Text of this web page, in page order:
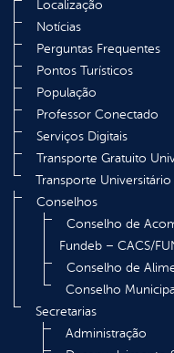
Localização
Notícias
Perguntas Frequentes
Pontos Turísticos
População
Professor Conectado
Serviços Digitais
Transporte Gratuito
Transporte Universitário
Conselhos
Conselho de
Fundeb – CACS/
Conselho de
Conselho
Secretarias
Administração